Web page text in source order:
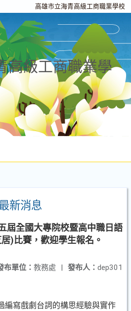
高雄市立海青高級工商職業學校
高級工商職業學
新消息
屆全國大專院校暨高中職日語
)比賽，歡迎學生報名。
發布人： dep301
布單位： 教務處 |
編寫戲劇台詞的構思經驗與實作